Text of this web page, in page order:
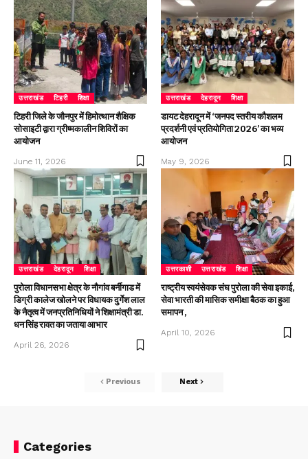
उत्तराखंड टिहरी शिक्षा
टिहरी जिले के जौनपुर में हिमोत्थान शैक्षिक
सोसाइटी द्वारा ग्रीष्मकालीन शिविरों का
आयोजन
June 11, 2026
उत्तराखंड देहरादून शिक्षा
डायट देहरादून में ‘जनपद स्तरीय कौशलम
प्रदर्शनी एवं प्रतियोगिता 2026’ का भव्य
आयोजन
May 9, 2026
उत्तराखंड देहरादून शिक्षा
पुरोला विधानसभा क्षेत्र के नौगांव बर्नीगाड में
डिग्री कालेज खोलने पर विधायक दुर्गेश लाल
के नैतृत्व में जनप्रतिनिधियों ने शिक्षामंत्री डा.
धन सिंह रावत का जताया आभार
April 26, 2026
उत्तरकाशी उत्तराखंड शिक्षा
राष्ट्रीय स्वयंसेवक संघ पुरोला की सेवा इकाई,
सेवा भारती की मासिक समीक्षा बैठक का हुआ
समापन ,
April 10, 2026
Previous Next
Categories